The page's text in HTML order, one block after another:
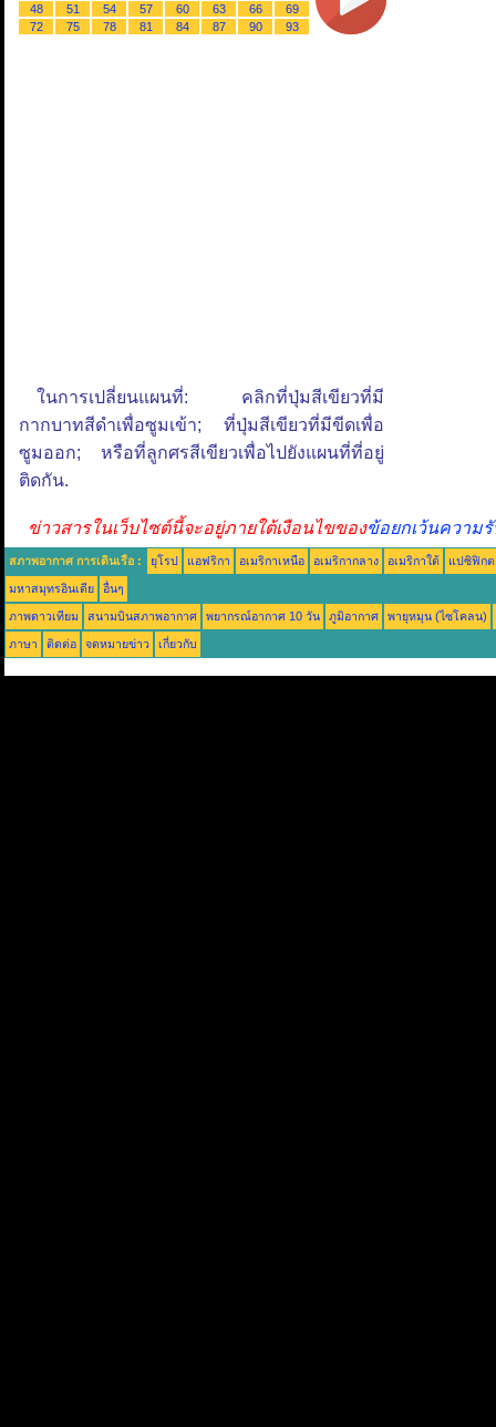
48
51 54 57 60 63 66
69
72
75 78 81 84 87 90 93
ในการเปลี่ยนแผนที่: คลิกที่ปุ่มสีเขียวที่มี
กากบาทสีดำเพื่อซูมเข้า; ที่ปุ่มสีเขียวที่มีขีดเพื่อ
ซูมออก; หรือที่ลูกศรสีเขียวเพื่อไปยังแผนที่ที่อยู่
ติดกัน.
ข่าวสารในเว็บไซต์นี้จะอยู่ภายใต้เงือนไขของข้อยกเว้นความ
สภาพอากาศ การเดินเรือ : ยุโรป แอฟริกา อเมริกาเหนือ อเมริกากลาง อเมริกาใต้ แปซิฟิกต
มหาสมุทรอินเดีย อื่นๆ
ภาพดาวเทียม สนามบินสภาพอากาศ พยากรณ์อากาศ 10 วัน ภูมิอากาศ พายุหมุน (ไซโคลน)
ภาษา ติดต่อ จดหมายข่าว เกี่ยวกับ